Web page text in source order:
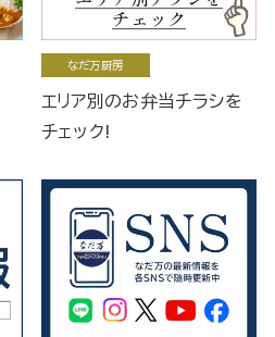
なだ万厨房
エリア別のお弁当チラシを
チェック!